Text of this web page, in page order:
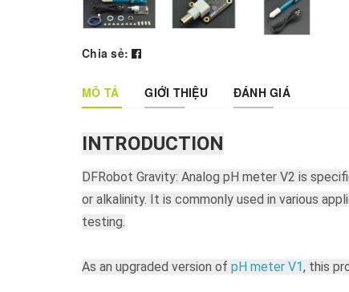
Chia sẻ:
MÔ TẢ GIỚI THIỆU ĐÁNH GIÁ
INTRODUCTION
DFRobot Gravity: Analog pH meter V2 is
or alkalinity. It is commonly used in various
testing.
As an upgraded version of pH meter V1, this